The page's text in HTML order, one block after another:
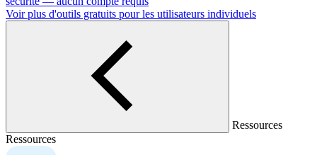
Voir plus d'outils gratuits pour les utilisateurs individuels
Ressources
Ressources